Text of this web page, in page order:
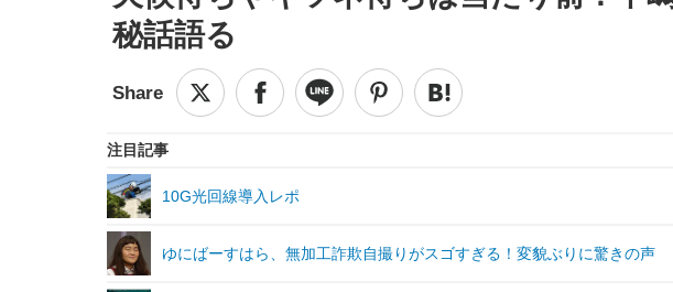
秘話語る
注目記事
10G光回線導入レポ
ゆにばーすはら、無加工詐欺自撮りがスゴすぎる！変貌ぶりに驚きの声